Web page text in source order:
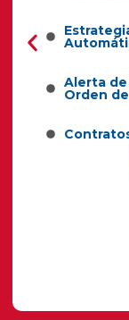
Alerta
Orden